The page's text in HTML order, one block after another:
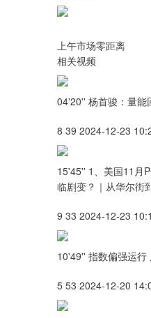
上午市场零距离
相关视频
04'20'' 杨首骏：量能
8 39 2024-12-23
15'45'' 1、美国11月
临剧变？｜从华尔街
9 33 2024-12-23
10'49'' 指数偏强运行
5 53 2024-12-20